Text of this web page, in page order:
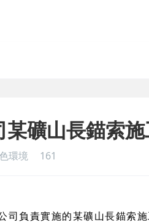
某礦山長錨索
環境 161
司負責實施的某礦山長錨索